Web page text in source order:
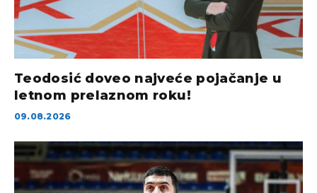
Teodosić doveo najveće pojačanje u
letnom prelaznom roku!
09.08.2026